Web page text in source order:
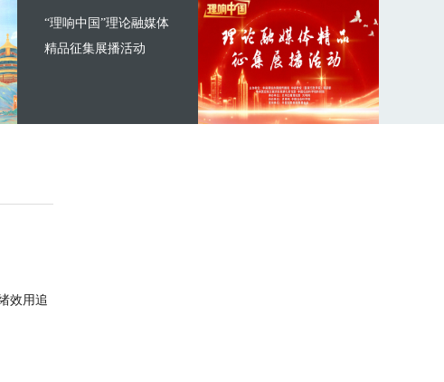
“理响中国”理论融媒体
精品征集展播活动
效用追